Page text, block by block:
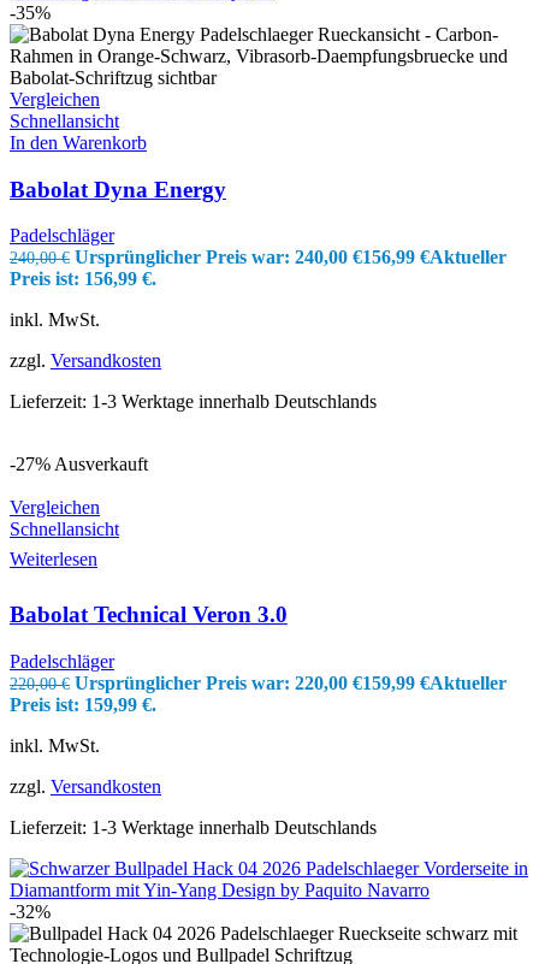
-35%
Vergleichen
Schnellansicht
In den Warenkorb
Babolat Dyna Energy
Padelschläger
240,00€ Ursprünglicher Preis war: 240,00 €156,99 €Aktueller
Preis ist: 156,99 €.
inkl. MwSt.
zzgl. Versandkosten
Lieferzeit: 1-3 Werktage innerhalb Deutschlands
-27% Ausverkauft
Vergleichen
Schnellansicht
Weiterlesen
Babolat Technical Veron 3.0
Padelschläger
220,00€ Ursprünglicher Preis war: 220,00 €159,99 €Aktueller
Preis ist: 159,99 €.
inkl. MwSt.
zzgl. Versandkosten
Lieferzeit: 1-3 Werktage innerhalb Deutschlands
-32%